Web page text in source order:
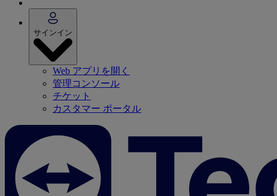
サインイン
Web アプリを開く
管理コンソール
チケット
カスタマー ポータル